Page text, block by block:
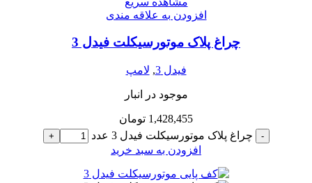
افزودن به علاقه مندی
چراغ پلاک موتورسیکلت فیدل 3
فیدل 3 , لامپ
موجود در انبار
1,428,455 تومان
- چراغ پلاک موتورسیکلت فیدل 3 عدد +
افزودن به سبد خرید